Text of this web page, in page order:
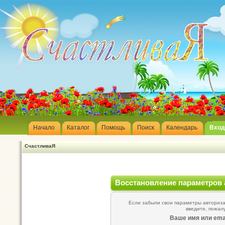
Начало Каталог Помощь Поиск Календарь Вход
СчастливаЯ
Восстановление параметров
Если забыли свои параметры
введите,
Ваше имя или